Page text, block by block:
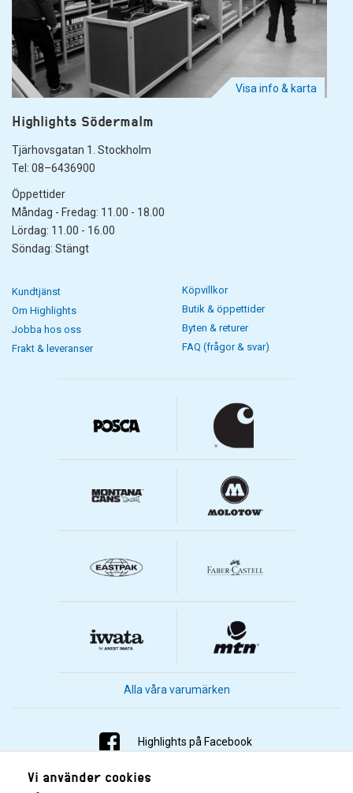
Visa info & karta
Highlights Södermalm
Tjärhovsgatan 1. Stockholm
Tel: 08–6436900
Öppettider
Måndag - Fredag: 11.00 - 18.00
Lördag: 11.00 - 16.00
Söndag: Stängt
Kundtjänst
Om Highlights
Jobba hos oss
Frakt & leveranser
Köpvillkor
Butik & öppettider
Byten & returer
FAQ (frågor & svar)
Alla våra varumärken
Highlights på Facebook
Highlights på Instagram
Vi använder cookies